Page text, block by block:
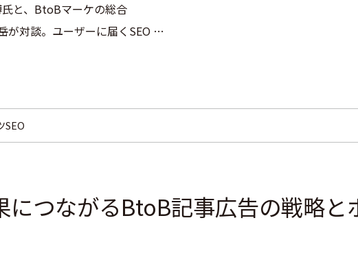
と、BtoBマーケの総合
が対談。ユーザーに届くSEO …
SEO
につながるBtoB記事広告の戦略と